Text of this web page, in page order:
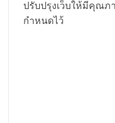
ปรับปรุงเว็บให้มีคุณภ
กำหนดไว้